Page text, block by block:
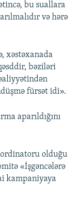
bu suallara
və hərə
xəstəxanada
bəziləri
fürsət idi».
aparıldığını
olduğu
«İşgəncələrə
kampaniyaya